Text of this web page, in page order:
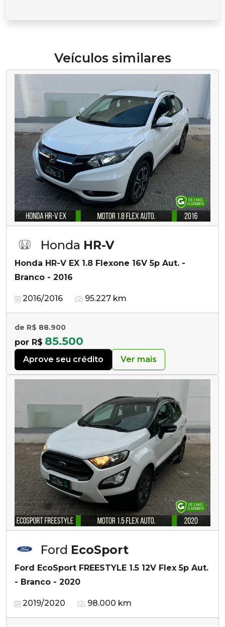
Veículos similares
Honda HR-V
Honda HR-V EX 1.8 Flexone 16V 5p Aut. -
Branco - 2016
2016/2016 95.227 km
de R$ 88.900
por R$ 85.500
Aprove seu crédito Ver mais
Ford EcoSport
Ford EcoSport FREESTYLE 1.5 12V Flex 5p Aut.
- Branco - 2020
2019/2020 98.000 km